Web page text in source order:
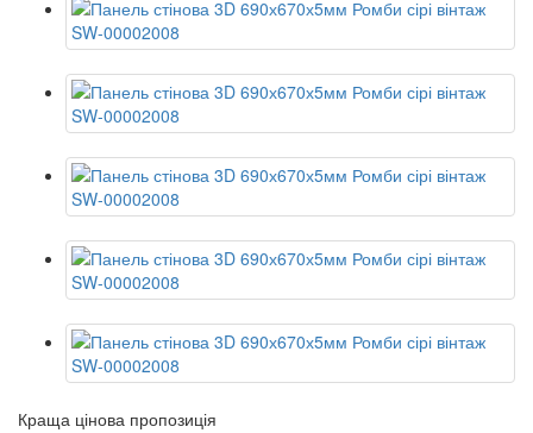
Краща цінова пропозиція